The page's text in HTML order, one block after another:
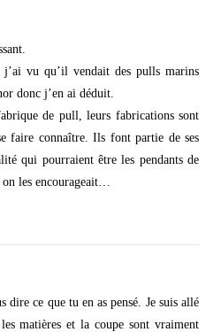
vu qu’il vendait des pulls marins
donc j’en ai déduit.
de pull, leurs fabrications sont
faire connaître. Ils font partie de ses
qui pourraient être les pendants de
on les encourageait…
dire ce que tu en as pensé. Je suis allé
matières et la coupe sont vraiment